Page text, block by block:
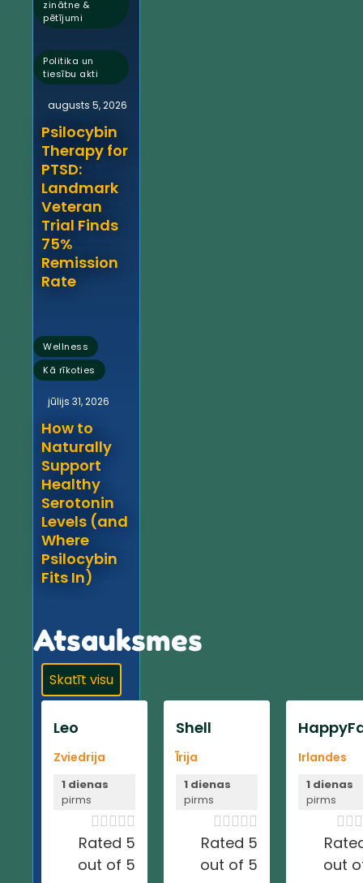
zinātne &
pētījumi
,
Politika un
tiesību akti
augusts 5, 2026
Psilocybin
Therapy for
PTSD:
Landmark
Veteran
Trial Finds
75%
Remission
Rate
Wellness ,
Kā rīkoties
jūlijs 31, 2026
How to
Naturally
Support
Healthy
Serotonin
Levels (and
Where
Psilocybin
Fits In)
Atsauksmes
Skatīt visu
Leo
Zviedrija
1 dienas
pirms

Rated 5
out of 5
Shell
Īrija
1 dienas
pirms

Rated 5
out of 5
Irlandes
1 dienas
pirms

out